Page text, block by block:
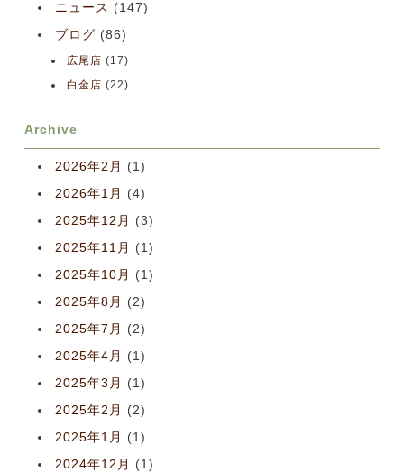
ニュース (147)
ブログ (86)
広尾店 (17)
白金店 (22)
Archive
2026年2月
(1)
2026年1月
(4)
2025年12月
(3)
2025年11月
(1)
2025年10月
(1)
2025年8月
(2)
2025年7月
(2)
2025年4月
(1)
2025年3月
(1)
2025年2月
(2)
2025年1月
(1)
2024年12月
(1)